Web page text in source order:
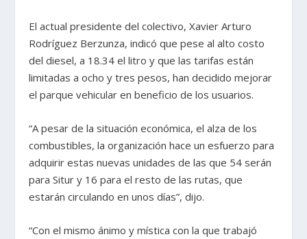
El actual presidente del colectivo, Xavier Arturo
Rodríguez Berzunza, indicó que pese al alto costo
del diesel, a 18.34 el litro y que las tarifas están
limitadas a ocho y tres pesos, han decidido mejorar
el parque vehicular en beneficio de los usuarios.
“A pesar de la situación económica, el alza de los
combustibles, la organización hace un esfuerzo para
adquirir estas nuevas unidades de las que 54 serán
para Situr y 16 para el resto de las rutas, que
estarán circulando en unos días”, dijo.
“Con el mismo ánimo y mística con la que trabajó